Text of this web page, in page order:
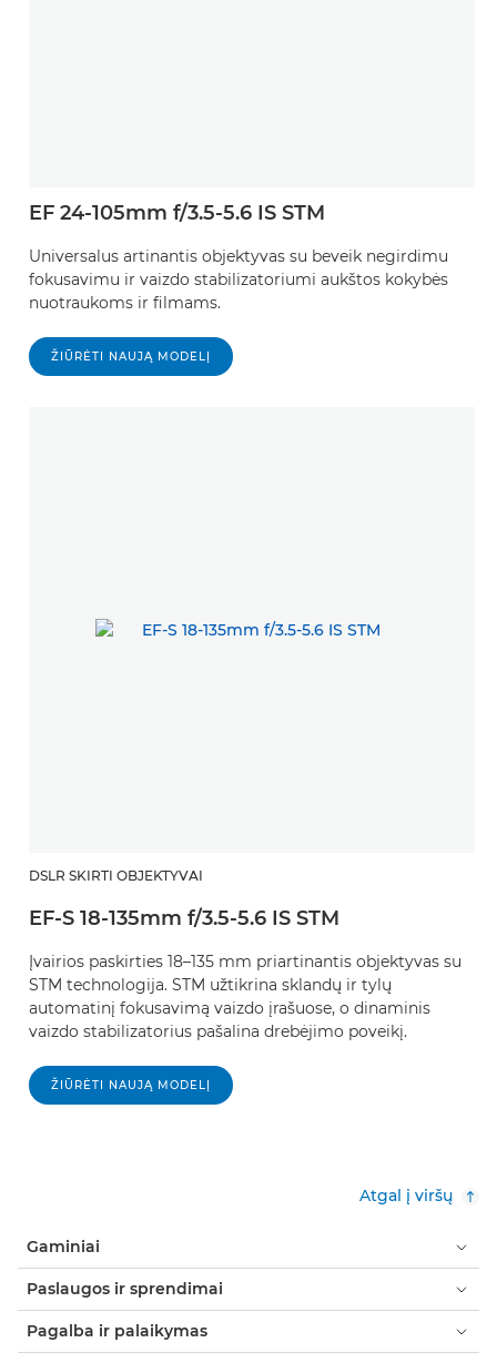
EF 24-105mm f/3.5-5.6 IS STM
Universalus artinantis objektyvas su beveik negirdimu
fokusavimu ir vaizdo stabilizatoriumi aukštos kokybės
nuotraukoms ir filmams.
ŽIŪRĖTI NAUJĄ MODELĮ
DSLR SKIRTI OBJEKTYVAI
EF-S 18-135mm f/3.5-5.6 IS STM
Įvairios paskirties 18–135 mm priartinantis objektyvas su
STM technologija. STM užtikrina sklandų ir tylų
automatinį fokusavimą vaizdo įrašuose, o dinaminis
vaizdo stabilizatorius pašalina drebėjimo poveikį.
ŽIŪRĖTI NAUJĄ MODELĮ
Atgal į viršų
Gaminiai
Paslaugos ir sprendimai
Pagalba ir palaikymas